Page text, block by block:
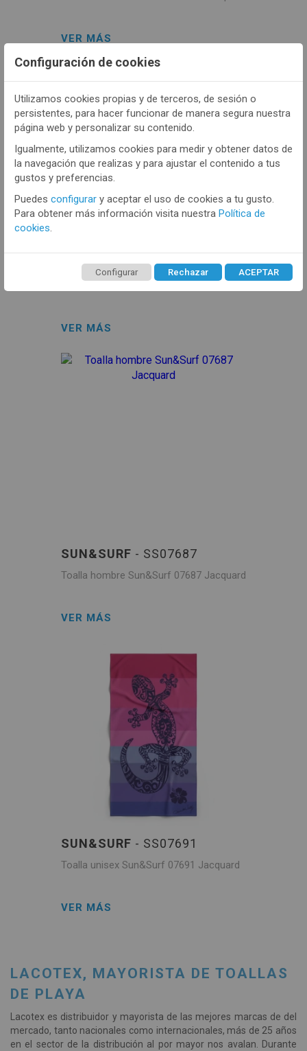
VER MÁS
SUN&SURF- SS07684
VER MÁS
SUN&SURF - SS07687
Toalla hombre Sun&Surf 07687 Jacquard
VER MÁS
SUN&SURF - SS07691
Toalla unisex Sun&Surf 07691 Jacquard
VER MÁS
LACOTEX, MAYORISTA DE TOALLAS
DE PLAYA
Lacotex es distribuidor y mayorista de las mejores marcas de del
mercado, tanto nacionales como internacionales, más de 25 años
en el sector de la distribución al por mayor nos avalan. Durante
Configuración de cookies
Utilizamos cookies propias y de terceros, de sesión o
persistentes, para hacer funcionar de manera segura nuestra
página web y personalizar su contenido.
Igualmente, utilizamos cookies para medir y obtener datos de
la navegación que realizas y para ajustar el contenido a tus
gustos y preferencias.
Puedes configurar y aceptar el uso de cookies a tu gusto.
Para obtener más información visita nuestra Política de
cookies
Configurar Rechazar ACEPTAR